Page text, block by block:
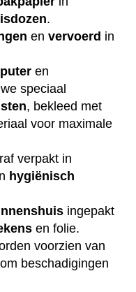
.
en vervoerd in
en
speciaal
, bekleed met
voor maximale
verpakt in
hygiënisch
ingepakt
en folie.
voorzien van
beschadigingen